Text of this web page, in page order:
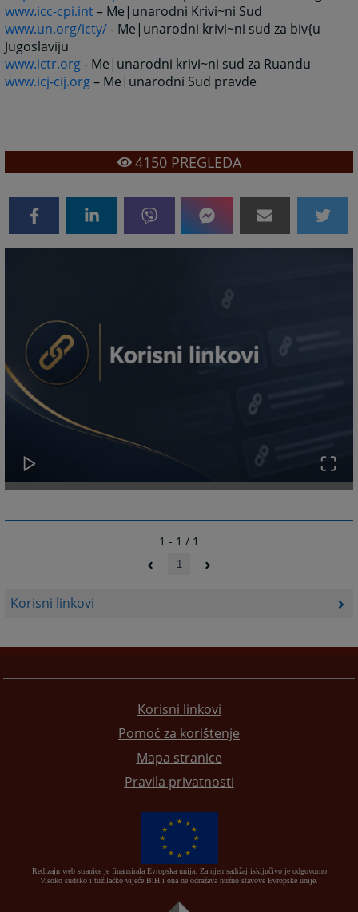
Korisni linkovi
www.icc-cpi.int– Me|unarodni Krivi~ni Sud
www.un.org/icty/- Me|unarodni krivi~ni sud za biv{u
Jugoslaviju
www.ictr.org- Me|unarodni krivi~ni sud za Ruandu
www.icj-cij.org– Me|unarodni Sud pravde
4150PREGLEDA
1 - 1 / 1
1
Korisni linkovi
Pomoć za korištenje
Mapa stranice
Pravila privatnosti
Redizajn web stranice je finansirala Evropska unija. Za njen sadržaj isključivo je odgovorno
Visoko sudsko i tužilačko vijeće BiH i ona ne odražava nužno stavove Evropske unije.